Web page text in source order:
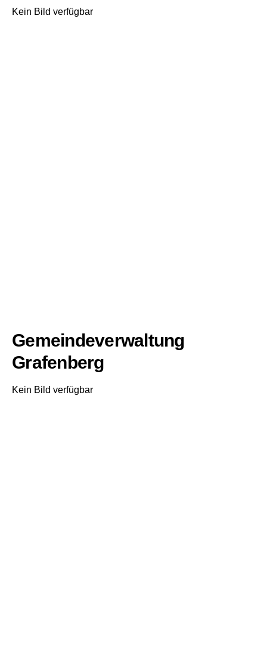
Kein Bild verfügbar
Gemeindeverwaltung
Grafenberg
Kein Bild verfügbar